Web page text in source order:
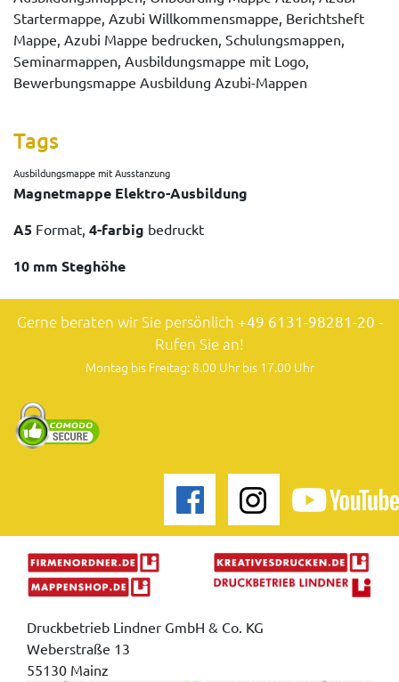
Startermappe, Azubi Willkommensmappe, Berichtsheft
Mappe, Azubi Mappe bedrucken, Schulungsmappen,
Seminarmappen, Ausbildungsmappe mit Logo,
Bewerbungsmappe Ausbildung Azubi-Mappen
Tags
Ausbildungsmappe mit Ausstanzung
Magnetmappe Elektro-Ausbildung
A5 Format, 4-farbig bedruckt
10 mm Steghöhe
Gerne beraten wir Sie persönlich +49 6131-98281-20 -
Rufen Sie an!
Montag bis Freitag: 8.00 Uhr bis 17.00 Uhr
Druckbetrieb Lindner GmbH & Co. KG
Weberstraße 13
55130 Mainz